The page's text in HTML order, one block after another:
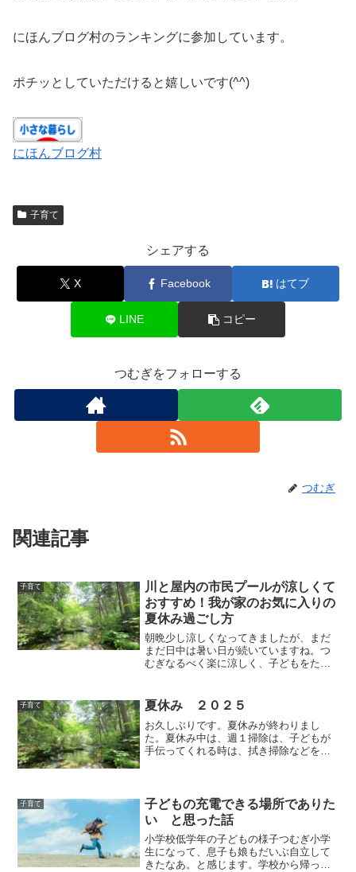
にほんブログ村のランキングに参加しています。
ポチッとしていただけると嬉しいです(^^)
にほんブログ村
子育て
シェアする
X Facebook はてブ
LINE コピー
つむぎをフォローする
つむぎ
関連記事
子育て
川と屋内の市民プールが涼しくて
おすすめ！我が家のお気に入りの
夏休み過ごし方
朝晩少し涼しくなってきましたが、まだ
まだ日中は暑い日が続いていますね。つ
むぎなるべく楽に涼しく、子どもをたく
が家のお気に入りの遊び場をまとめてみ
ました。夫も私も休みの日...
子育て 夏休み ２０２５
お久しぶりです。夏休みが終わりまし
た。夏休み中は、週１掃除は、子どもが
手伝ってくれる時は、拭き掃除などを一
さな暮らし日記中掃除は...
子育て
子どもの充電できる場所でありた
い と思った話
小学校低学年の子どもの様子つむぎ小学
生になって、息子も娘もだいぶ自立して
きたなあ。と感じます。学校から帰った